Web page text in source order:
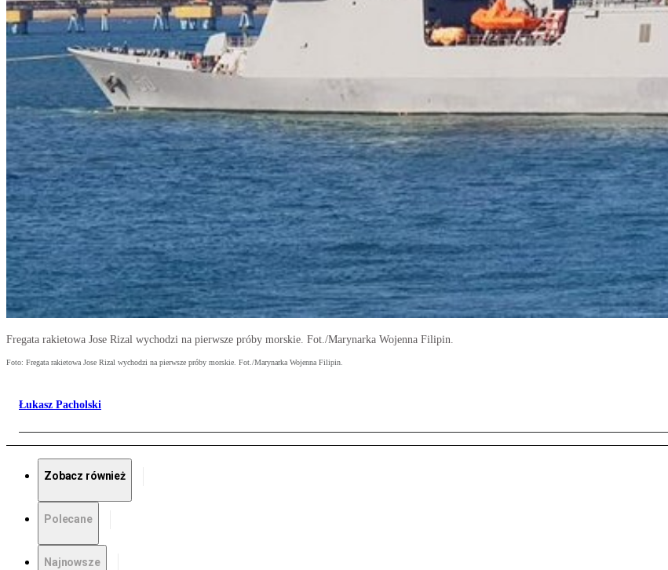
Fregata rakietowa Jose Rizal wychodzi na pierwsze próby morskie. Fot./Marynarka Wojenna Filipin.
Foto: Fregata rakietowa Jose Rizal wychodzi na pierwsze próby morskie. Fot./Marynarka Wojenna Filipin.
Łukasz Pacholski
Zobacz również
Polecane
Najnowsze